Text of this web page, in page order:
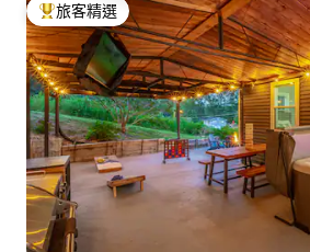
旅客精選榜首
旅客精選